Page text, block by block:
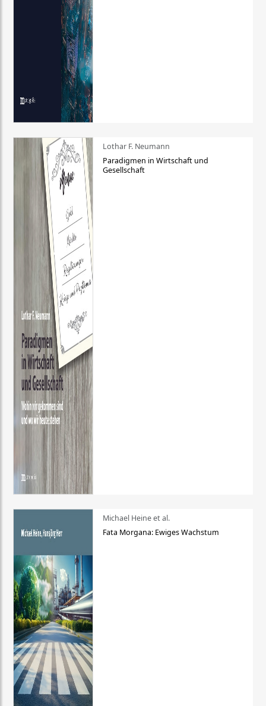
Lothar F. Neumann
Paradigmen in Wirtschaft und
Gesellschaft
Michael Heine et al.
Fata Morgana: Ewiges Wachstum